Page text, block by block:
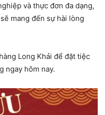
và thực đơn đa dạng,
mang đến sự hài lòng
Long Khải để đặt tiệc
ngay hôm nay.